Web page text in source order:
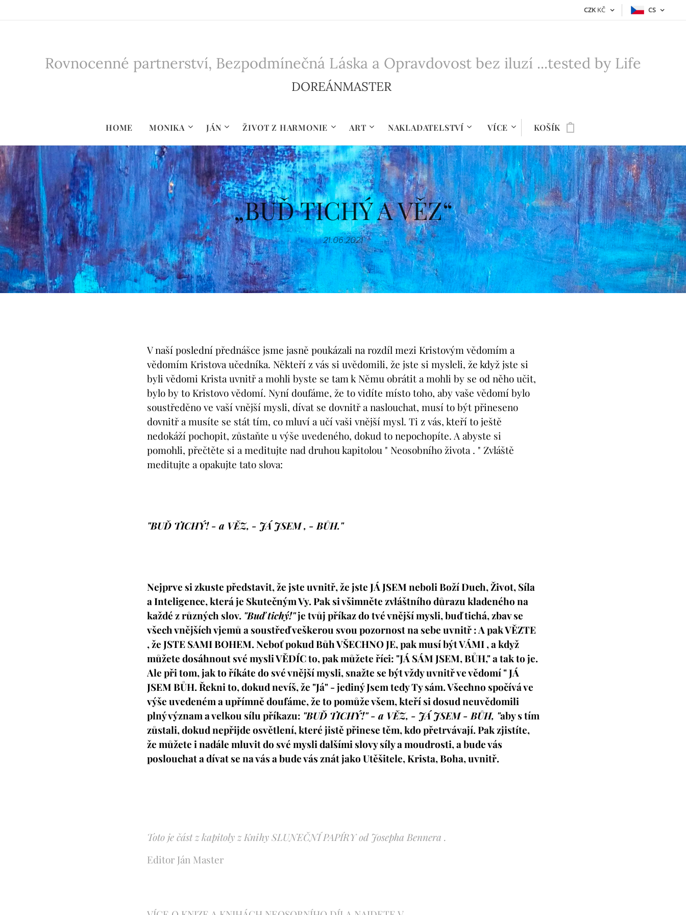
CZK KČ CS
Rovnocenné partnerství, Bezpodmínečná Láska a Opravdovost bez iluzí ...tested by Life
DOREÁNMASTER
HOME MONIKA JÁN ŽIVOT Z HARMONIE ART NAKLADATELSTVÍ VÍCE KOŠÍK
„BUĎ TICHÝ A VĚZ“
21.06.2021
V naší poslední přednášce jsme jasně poukázali na rozdíl mezi Kristovým vědomím a
vědomím Kristova učedníka. Někteří z vás si uvědomili, že jste si mysleli, že když jste si
byli vědomi Krista uvnitř a mohli byste se tam k Němu obrátit a mohli by se od něho učit,
bylo by to Kristovo vědomí. Nyní doufáme, že to vidíte místo toho, aby vaše vědomí bylo
soustředěno ve vaší vnější mysli, dívat se dovnitř a naslouchat, musí to být přineseno
dovnitř a musíte se stát tím, co mluví a učí vaši vnější mysl. Ti z vás, kteří to ještě
nedokáží pochopit, zůstaňte u výše uvedeného, dokud to nepochopíte. A abyste si
pomohli, přečtěte si a meditujte nad druhou kapitolou " Neosobního života . " Zvláště
meditujte a opakujte tato slova:
"BUĎ TICHÝ! - a VĚZ, - JÁ JSEM , - BŮH."
Nejprve si zkuste představit, že jste uvnitř, že jste JÁ JSEM neboli Boží Duch, Život, Síla
a Inteligence, která je Skutečným Vy. Pak si všimněte zvláštního důrazu kladeného na
každé z různých slov. "Buď tichý!"je tvůj příkaz do tvé vnější mysli, buď tichá, zbav se
všech vnějších vjemů a soustřeď veškerou svou pozornost na sebe uvnitř : A pak VĚZTE
, že JSTE SAMI BOHEM. Neboť pokud Bůh VŠECHNO JE, pak musí být VÁMI , a když
můžete dosáhnout své mysli VĚDÍC to, pak můžete říci: "JÁ SÁM JSEM, BŮH," a tak to je.
Ale při tom, jak to říkáte do své vnější mysli, snažte se být vždy uvnitř ve vědomí " JÁ
JSEM BŮH. Řekni to, dokud nevíš, že "Já" - jediný Jsem tedy Ty sám. Všechno spočívá ve
výše uvedeném a upřímně doufáme, že to pomůže všem, kteří si dosud neuvědomili
plný význam a velkou sílu příkazu: "BUĎ TICHÝ!" - a VĚZ, - JÁ JSEM - BŮH, "aby s tím
zůstali, dokud nepřijde osvětlení, které jistě přinese těm, kdo přetrvávají. Pak zjistíte,
že můžete i nadále mluvit do své mysli dalšími slovy síly a moudrosti, a bude vás
poslouchat a dívat se na vás a bude vás znát jako Utěšitele, Krista, Boha, uvnitř.
Toto je část z kapitoly z Knihy SLUNEČNÍ PAPÍRY od Josepha Bennera .
Editor Ján Master